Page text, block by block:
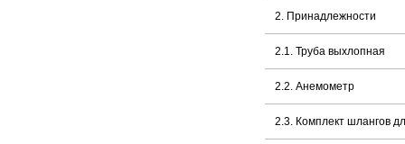
2. Принадлежности
2.1. Труба выхлопная
2.2. Анемометр
2.3. Комплект шлангов